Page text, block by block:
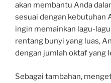
akan membantu Anda
sesuai dengan kebutuhan
ingin memainkan lagu-
rentang bunyi yang luas,
dengan jumlah oktaf yang
Sebagai tambahan,